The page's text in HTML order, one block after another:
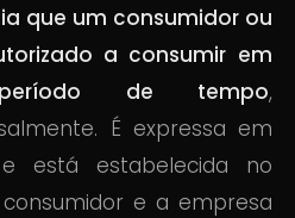
que um consumidor ou
a consumir em
período de tempo,
É expressa em
está estabelecida no
e a empresa